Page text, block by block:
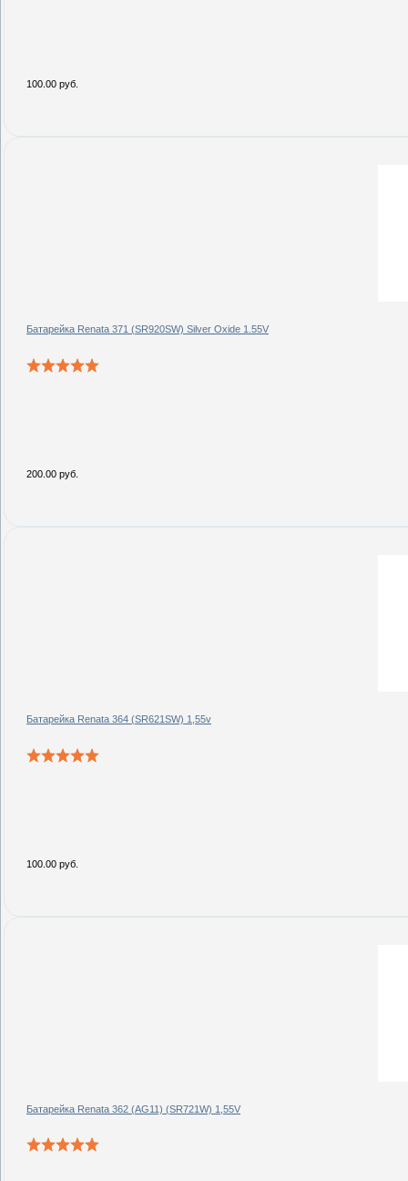
100.00 руб.
Батарейка Renata 371 (SR920SW) Silver Oxide 1.55V
200.00 руб.
Батарейка Renata 364 (SR621SW) 1,55v
100.00 руб.
Батарейка Renata 362 (AG11) (SR721W) 1,55V